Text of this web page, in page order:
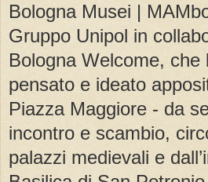
Bologna Musei |
Gruppo Unipol in
Bologna Welcome, che
pensato e ideato
Piazza Maggiore - da
incontro e scambio,
palazzi medievali e